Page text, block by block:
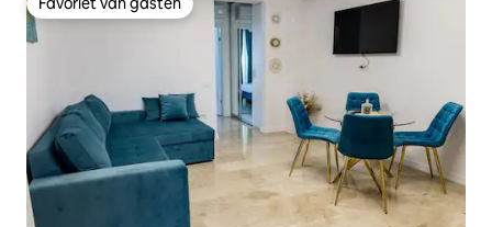
Favoriet van gasten